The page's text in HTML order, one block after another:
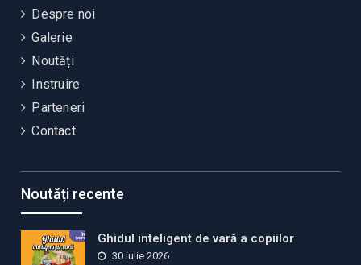
Despre noi
Galerie
Noutăți
Instruire
Parteneri
Contact
Noutăți recente
Ghidul inteligent de vară a copiilor
30 iulie 2026